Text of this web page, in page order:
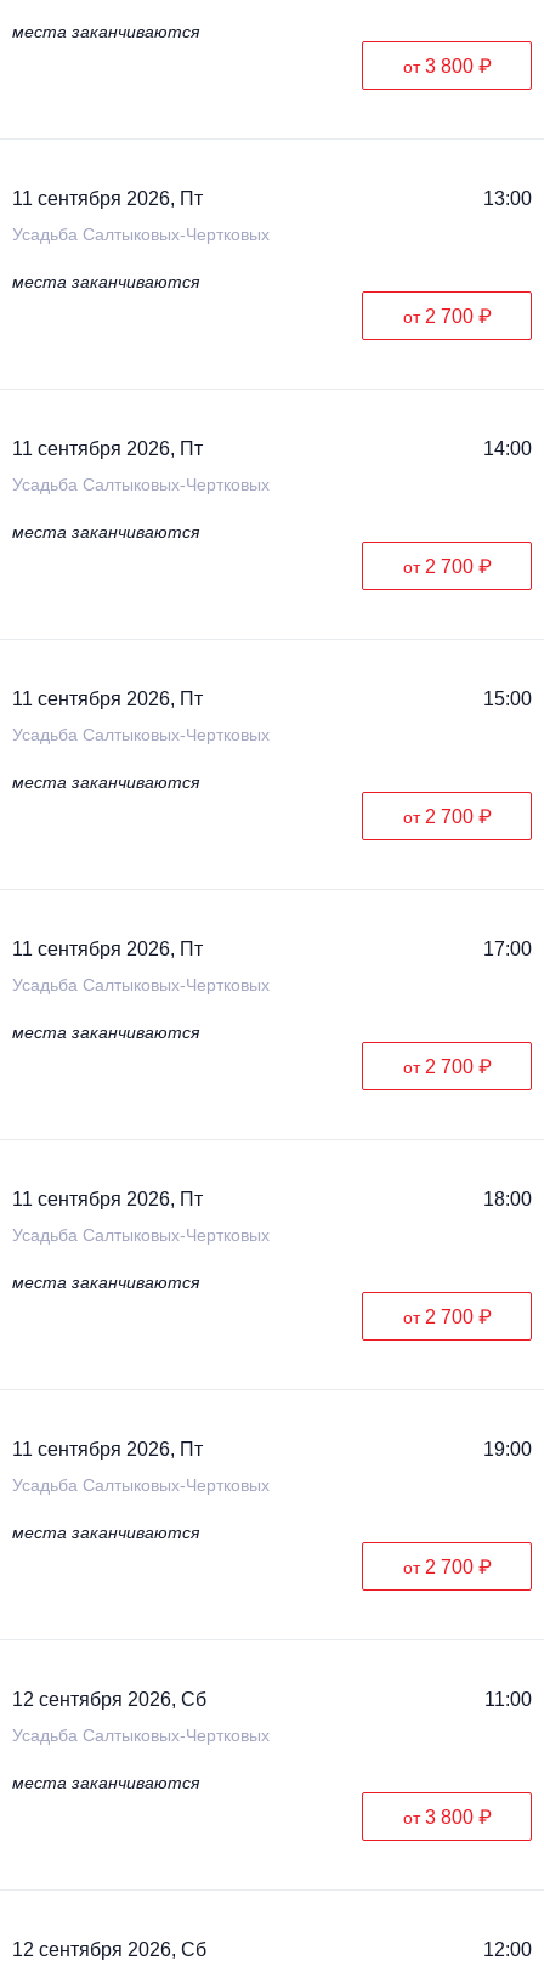
места заканчиваются
от3 800 ₽
11 сентября 2026, Пт 13:00
Усадьба Салтыковых-Чертковых
места заканчиваются
от 2 700 ₽
11 сентября 2026, Пт 14:00
Усадьба Салтыковых-Чертковых
места заканчиваются
от 2 700 ₽
11 сентября 2026, Пт 15:00
Усадьба Салтыковых-Чертковых
места заканчиваются
от 2 700 ₽
11 сентября 2026, Пт 17:00
Усадьба Салтыковых-Чертковых
места заканчиваются
от 2 700 ₽
11 сентября 2026, Пт 18:00
Усадьба Салтыковых-Чертковых
места заканчиваются
от 2 700 ₽
11 сентября 2026, Пт 19:00
Усадьба Салтыковых-Чертковых
места заканчиваются
от 2 700 ₽
12 сентября 2026, Сб 11:00
Усадьба Салтыковых-Чертковых
места заканчиваются
от3 800 ₽
12 сентября 2026, Сб 12:00